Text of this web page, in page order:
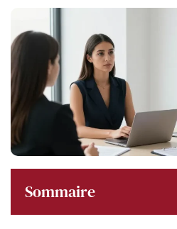
Sommaire